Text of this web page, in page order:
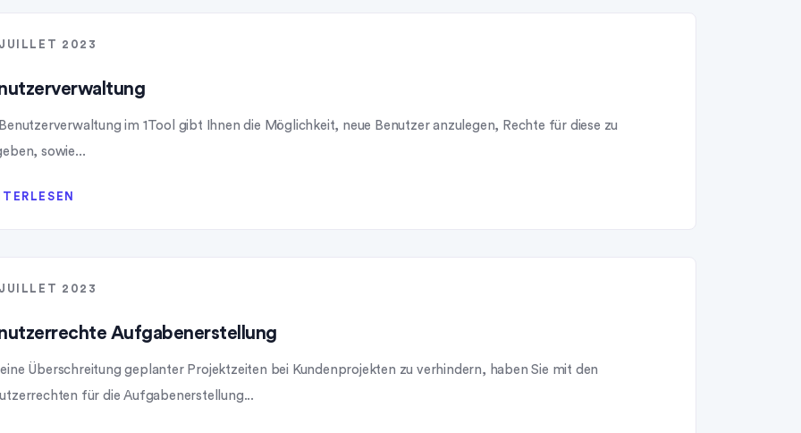
2023
Benutzerverwaltung im 1Tool gibt Ihnen die Möglichkeit, neue Benutzer anzulegen, Rechte für diese zu
sowie...
2023
Aufgabenerstellung
Überschreitung geplanter Projektzeiten bei Kundenprojekten zu verhindern, haben Sie mit den
für die Aufgabenerstellung...